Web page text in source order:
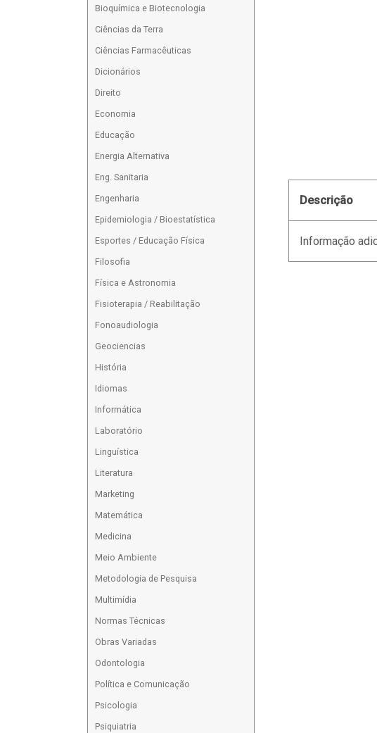
Descrição
Informação
Bioquímica e Biotecnologia
Ciências da Terra
Ciências Farmacêuticas
Dicionários
Direito
Economia
Educação
Energia Alternativa
Eng. Sanitaria
Engenharia
Epidemiologia / Bioestatística
Esportes / Educação Física
Filosofia
Física e Astronomia
Fisioterapia / Reabilitação
Fonoaudiologia
Geociencias
História
Idiomas
Informática
Laboratório
Linguística
Literatura
Marketing
Matemática
Medicina
Meio Ambiente
Metodologia de Pesquisa
Multimídia
Normas Técnicas
Obras Variadas
Odontologia
Política e Comunicação
Psicologia
Psiquiatria